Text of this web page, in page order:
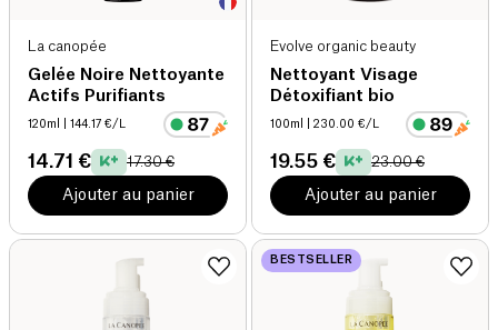
La canopée
Gelée Noire Nettoyante
Actifs Purifiants
120ml | 144.17 €/L
14.71 € 17.30 €
Ajouter au panier
Evolve organic beauty
Nettoyant Visage
Détoxifiant bio
100ml | 230.00 €/L
19.55 € 23.00 €
Ajouter au panier
BESTSELLER